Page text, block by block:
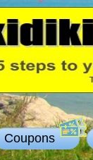
Coupons